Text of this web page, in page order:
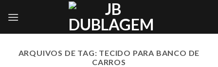
ARQUIVOS DE TAG: TECIDO PARA BANCO DE
CARROS